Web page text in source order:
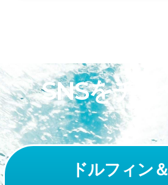
SNSをチェ
ドルフィン